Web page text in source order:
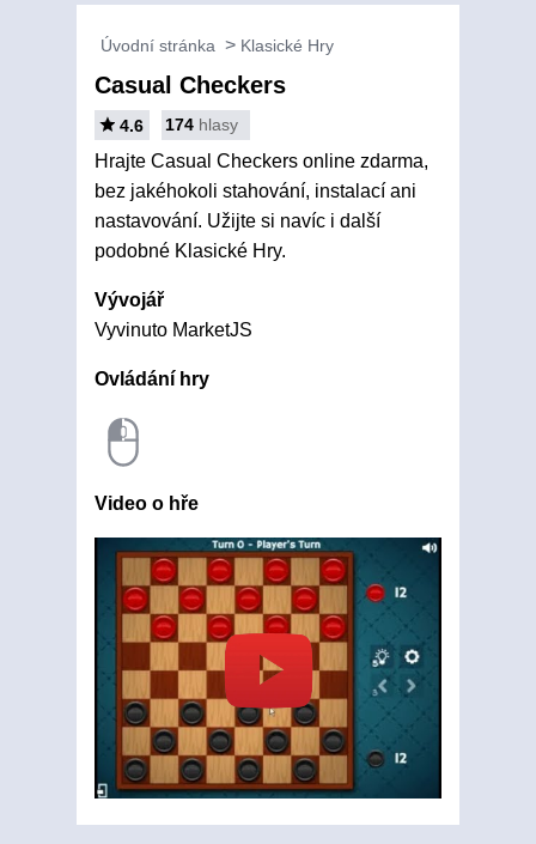
Úvodní stránka Klasické Hry
Casual Checkers
4.6 174 hlasy
Hrajte Casual Checkers online zdarma,
bez jakéhokoli stahování, instalací ani
nastavování. Užijte si navíc i další
podobné Klasické Hry.
Vývojář
Vyvinuto MarketJS
Ovládání hry
Video o hře